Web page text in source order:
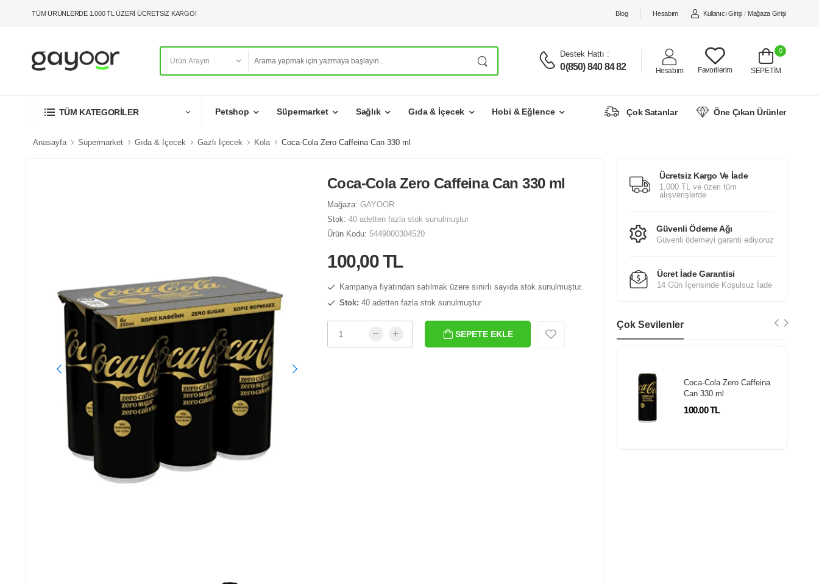
TÜM ÜRÜNLERDE 1.000 TL ÜZERİ ÜCRETSİZ KARGO! Blog Hesabım Kullanıcı Girişi / Mağaza Girişi
Destek Hattı :
0(850) 840 84 82 Hesabım Favorilerim
0
SEPETİM
TÜM KATEGORİLER Petshop Süpermarket Sağlık Gıda & İçecek Hobi & Eğlence Çok Satanlar Öne Çıkan Ürünler
Anasayfa Süpermarket Gıda & İçecek Gazlı İçecek Kola Coca-Cola Zero Caffeina Can 330 ml
Coca-Cola Zero Caffeina Can 330 ml
Mağaza: GAYOOR
Stok: 40 adetten fazla stok sunulmuştur
Ürün Kodu: 5449000304520
100,00 TL
Kampanya fiyatından satılmak üzere sınırlı sayıda stok sunulmuştur.
Stok: 40 adetten fazla stok sunulmuştur
SEPETE EKLE
Ücretsiz Kargo Ve İade
1.000 TL ve üzeri tüm
alışverişlerde
Güvenli Ödeme Ağı
Güvenli ödemeyi garanti ediyoruz
Ücret İade Garantisi
14 Gün İçerisinde Koşulsuz İade
Çok Sevilenler
Coca-Cola Zero Caffeina
Can 330 ml
100.00 TL